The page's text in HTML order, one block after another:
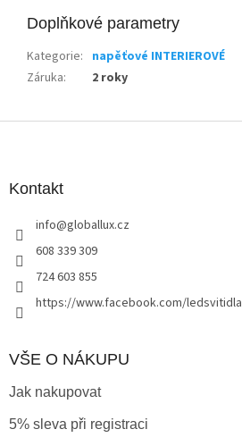
Doplňkové parametry
Kategorie: napěťové INTERIEROVÉ
Záruka: 2 roky
Kontakt
info@globallux.cz
608 339 309
724 603 855
https://www.facebook.com/ledsvitidla
VŠE O NÁKUPU
Jak nakupovat
5% sleva při registraci